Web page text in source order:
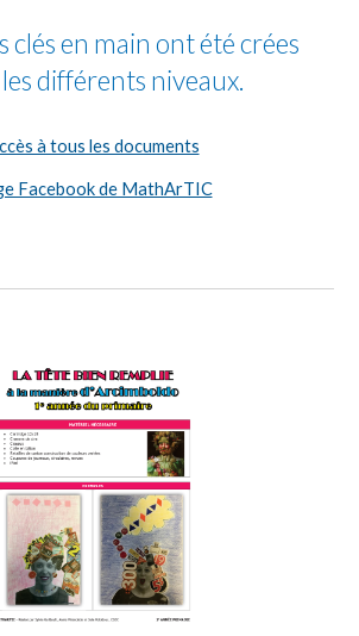
clés en main ont été crées
différents niveaux.
à tous les documents
Facebook de MathArTIC